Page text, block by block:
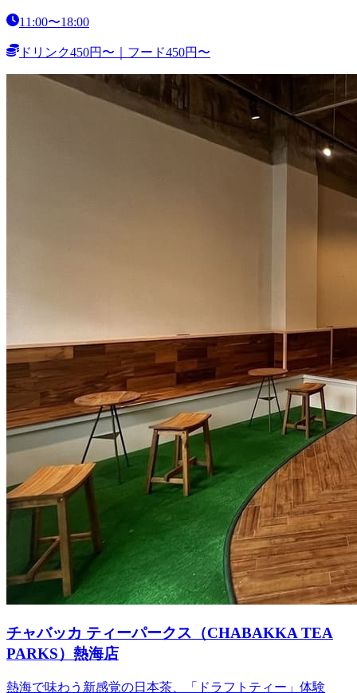
11:00〜18:00
ドリンク450円〜｜フード450円〜
チャバッカ ティーパークス（CHABAKKA TEA
PARKS）熱海店
熱海で味わう新感覚の日本茶、「ドラフトティー」体験